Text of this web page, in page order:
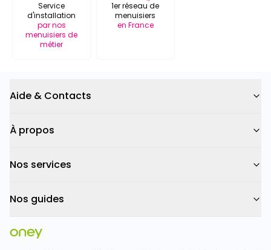
Service
d'installation
par nos
menuisiers de
métier
1er réseau de
menuisiers
en France
Aide & Contacts
À propos
Nos services
Nos guides